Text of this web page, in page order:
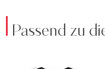
Passend zu